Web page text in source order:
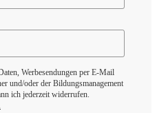
Werbesendungen per E-Mail
und/oder der Bildungsmanagement
ich jederzeit widerrufen.